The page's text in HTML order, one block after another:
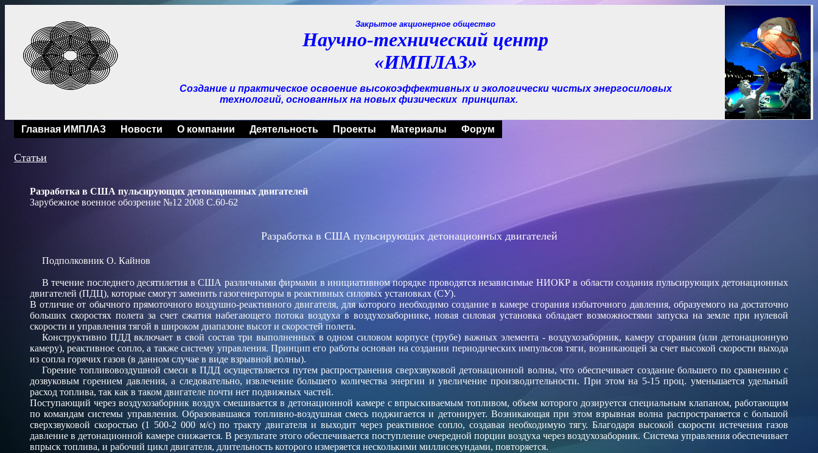
Закрытое акционерное общество
Научно-технический центр
«ИМПЛАЗ»
Создание и практическое освоение высокоэффективных и экологически чистых энергосиловых
технологий, основанных на новых физических принципах.
Главная ИМПЛАЗ Новости О компании Деятельность Проекты Материалы Форум
Статьи
Разработка в США пульсирующих детонационных двигателей
Зарубежное военное обозрение №12 2008 С.60-62
Разработка в США пульсирующих детонационных двигателей
Подполковник О. Кайнов
В течение последнего десятилетия в США различными фирмами в инициативном порядке проводятся независимые НИОКР в области создания пульсирующих детонационных
двигателей (ПДЦ), которые смогут заменить газогенераторы в реактивных силовых установках (СУ).
В отличие от обычного прямоточного воздушно-реактивного двигателя, для которого необходимо создание в камере сгорания избыточного давления, образуемого на достаточно
больших скоростях полета за счет сжатия набегающего потока воздуха в воздухозаборнике, новая силовая установка обладает возможностями запуска на земле при нулевой
скорости и управления тягой в широком диапазоне высот и скоростей полета.
Конструктивно ПДД включает в свой состав три выполненных в одном силовом корпусе (трубе) важных элемента - воздухозаборник, камеру сгорания (или детонационную
камеру), реактивное сопло, а также систему управления. Принцип его работы основан на создании периодических импульсов тяги, возникающей за счет высокой скорости выхода
из сопла горячих газов (в данном случае в виде взрывной волны).
Горение топливовоздушной смеси в ПДД осуществляется путем распространения сверхзвуковой детонационной волны, что обеспечивает создание большего по сравнению с
дозвуковым горением давления, а следовательно, извлечение большего количества энергии и увеличение производительности. При этом на 5-15 проц. уменьшается удельный
расход топлива, так как в таком двигателе почти нет подвижных частей.
Поступающий через воздухозаборник воздух смешивается в детонационной камере с впрыскиваемым топливом, объем которого дозируется специальным клапаном, работающим
по командам системы управления. Образовавшаяся топливно-воздушная смесь поджигается и детонирует. Возникающая при этом взрывная волна распространяется с большой
сверхзвуковой скоростью (1 500-2 000 м/с) по тракту двигателя и выходит через реактивное сопло, создавая необходимую тягу. Благодаря высокой скорости истечения газов
давление в детонационной камере снижается. В результате этого обеспечивается поступление очередной порции воздуха через воздухозаборник. Система управления обеспечивает
впрыск топлива, и рабочий цикл двигателя, длительность которого измеряется несколькими миллисекундами, повторяется.